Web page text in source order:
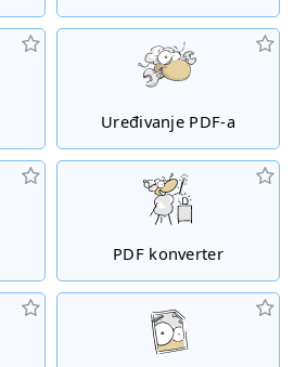
Uređivanje PDF-a
PDF konverter